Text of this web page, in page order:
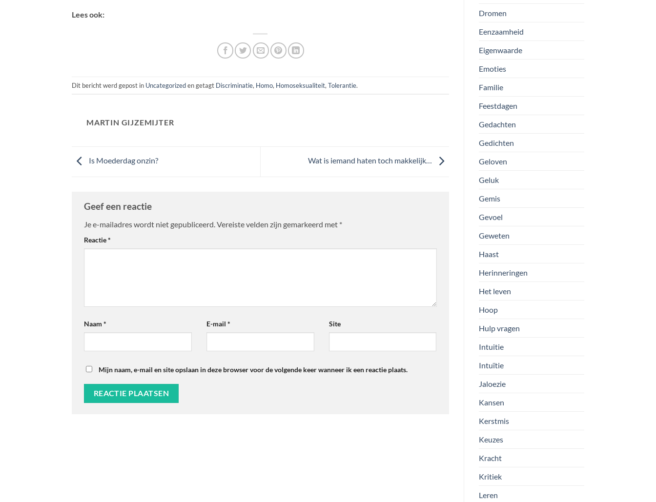
Lees ook:
Dit bericht werd gepost in Uncategorizeden getagt Discriminatie, Homo, Homoseksualiteit, Tolerantie.
MARTIN GIJZEMIJTER
Is Moederdag onzin? Wat is iemand haten toch makkelijk…
Geef een reactie
Je e-mailadres wordt niet gepubliceerd.Vereiste velden zijn gemarkeerd met *
Reactie*
Naam * E-mail * Site
Mijn naam, e-mail en site opslaan in deze browser voor de volgende keer wanneer ik een reactie plaats.
Dromen
Eenzaamheid
Eigenwaarde
Emoties
Familie
Feestdagen
Gedachten
Gedichten
Geloven
Geluk
Gemis
Gevoel
Geweten
Haast
Herinneringen
Het leven
Hoop
Hulp vragen
Intuitie
Intuïtie
Jaloezie
Kansen
Kerstmis
Keuzes
Kracht
Kritiek
Leren